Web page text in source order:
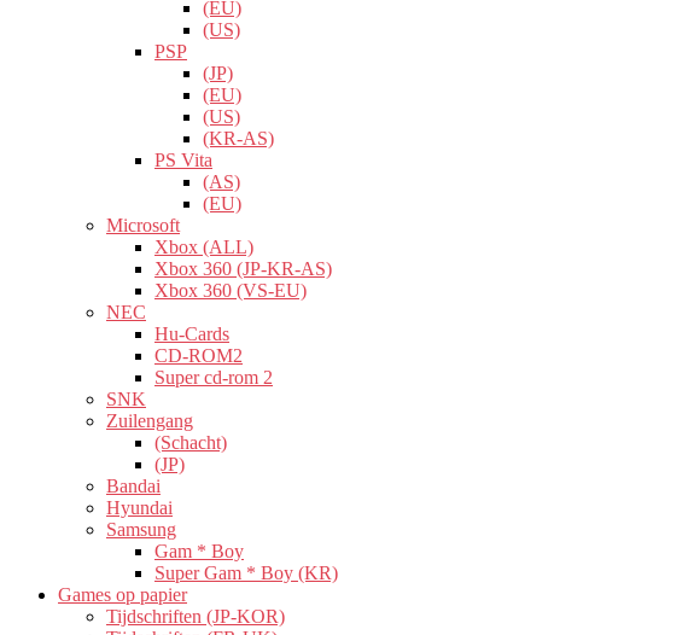
(EU)
(US)
PSP
(JP)
(EU)
(US)
(KR-AS)
PS Vita
(AS)
(EU)
Microsoft
Xbox (ALL)
Xbox 360 (JP-KR-AS)
Xbox 360 (VS-EU)
NEC
Hu-Cards
CD-ROM2
Super cd-rom 2
SNK
Zuilengang
(Schacht)
(JP)
Bandai
Hyundai
Samsung
Gam * Boy
Super Gam * Boy (KR)
Games op papier
Tijdschriften (JP-KOR)